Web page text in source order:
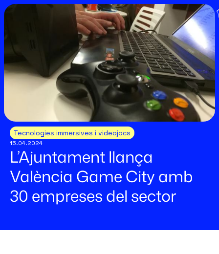
Tecnologies immersives i videojocs
15.04.2024
L’Ajuntament llança
València Game City amb
30 empreses del sector